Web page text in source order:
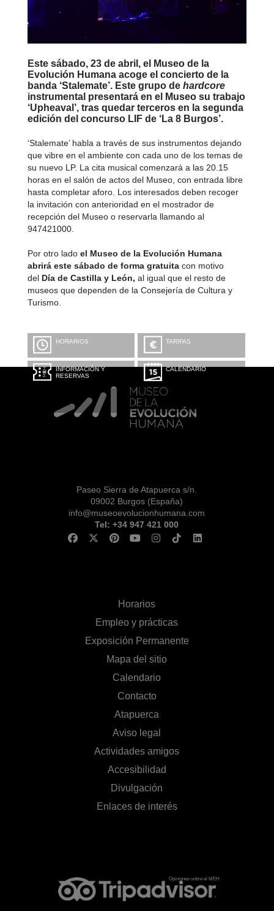
Este sábado, 23 de abril, el Museo de la
Evolución Humana acoge el concierto de la
banda ‘Stalemate’. Este grupo de hardcore
instrumental presentará en el Museo su trabajo
‘Upheaval’, tras quedar terceros en la segunda
edición del concurso LIF de ‘La 8 Burgos’.
‘Stalemate’ habla a través de sus instrumentos dejando
que vibre en el ambiente con cada uno de los temas de
su nuevo LP. La cita musical comenzará a las 20.15
horas en el salón de actos del Museo, con entrada libre
hasta completar aforo. Los interesados deben recoger
la invitación con anterioridad en el mostrador de
recepción del Museo o reservarla llamando al
947421000.
Por otro lado el Museo de la Evolución Humana
abrirá este sábado de forma gratuitacon motivo
del Día de Castilla y León, al igual que el resto de
museos que dependen de la Consejería de Cultura y
Turismo.
HORARIOS TARIFAS
INFORMACIÓN Y
RESERVAS
CALENDARIO
Paseo Sierra de Atapuerca s/n.
09002 Burgos (España)
info@museoevolucionhumana.com
Tel: +34 947 421 000
Horarios
Empleo y prácticas
Exposición Permanente
Mapa del sitio
Calendario
Contacto
Atapuerca
Aviso legal
Actividades amigos
Accesibilidad
Divulgación
Enlaces de interés
Opiniones sobre el MEH